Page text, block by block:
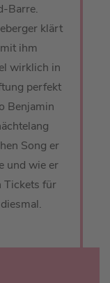
Barre.
klärt
ihm
wirklich in
perfekt
Benjamin
Song er
und wie er
Tickets für